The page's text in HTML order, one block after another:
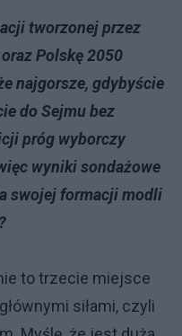
tworzonej przez
Polskę 2050
najgorsze, gdybyście
do Sejmu bez
próg wyborczy
wyniki sondażowe
swojej formacji modli
to trzecie miejsce
siłami, czyli